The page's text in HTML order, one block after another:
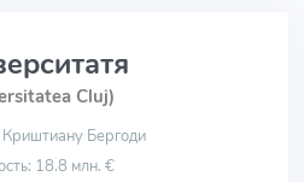
Cluj)
Криштиану Бергоди
18.8 млн. €